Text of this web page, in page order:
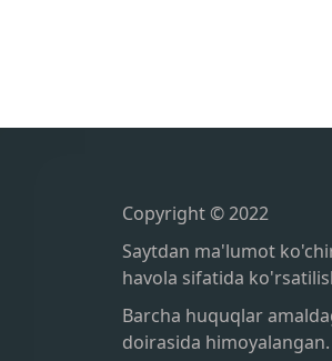
Copyright © 2022
Saytdan ma'lumot
havola sifatida
Barcha huquqlar
doirasida himoyalangan.